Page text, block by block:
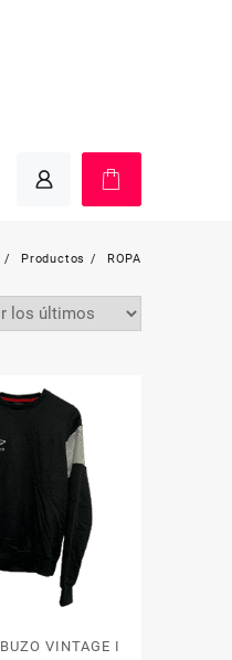
Productos ROPA
HDY UMB BUZO VINTAGE I